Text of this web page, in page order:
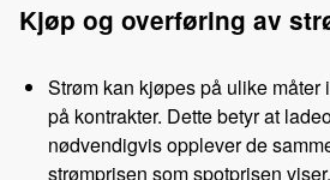
Kjøp og overføring av
Strøm kan kjøpes på ulike måter
på kontrakter. Dette betyr at
nødvendigvis opplever de
strømprisen som spotprisen viser.